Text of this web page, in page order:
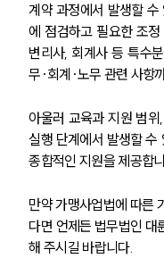
계약 과정에서 발생할
에 점검하고 필요한 조
변리사, 회계사 등 특수
무·회계·노무 관련 사항
아울러 교육과 지원 범
실행 단계에서 발생할 수
종합적인 지원을 제공합
만약 가맹사업법에 따른
다면 언제든 법무법인 대
해 주시길 바랍니다.